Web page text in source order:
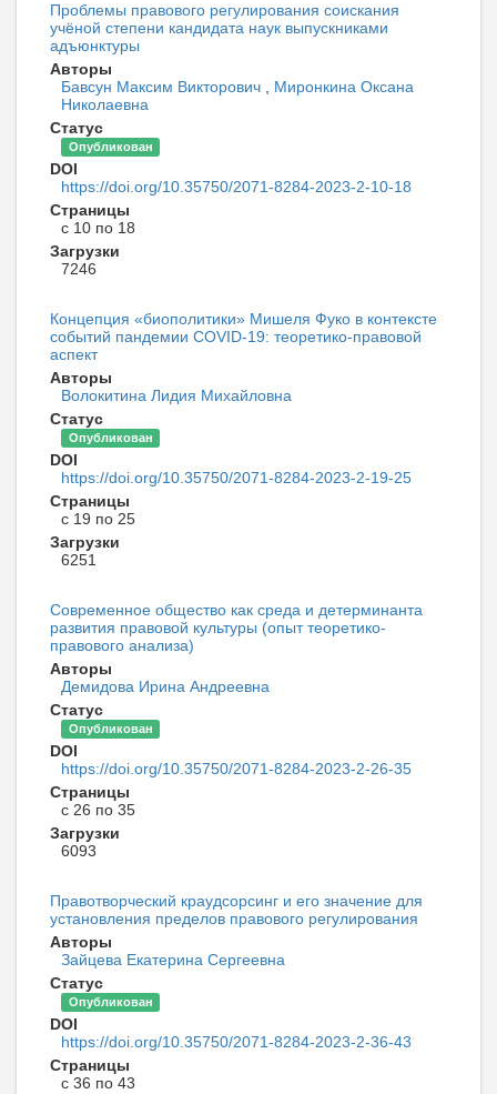
Проблемы правового регулирования соискания
учёной степени кандидата наук выпускниками
адъюнктуры
Авторы
Бавсун Максим Викторович
Миронкина Оксана
Николаевна
Статус
Опубликован
DOI
https://doi.org/10.35750/2071-8284-2023-2-10-18
Страницы
с 10 по 18
Загрузки
7246
Концепция «биополитики» Мишеля Фуко в контексте
событий пандемии COVID-19: теоретико-правовой
аспект
Авторы
Волокитина Лидия Михайловна
Статус
Опубликован
DOI
https://doi.org/10.35750/2071-8284-2023-2-19-25
Страницы
с 19 по 25
Загрузки
6251
Современное общество как среда и детерминанта
развития правовой культуры (опыт теоретико-
правового анализа)
Авторы
Демидова Ирина Андреевна
Статус
Опубликован
DOI
https://doi.org/10.35750/2071-8284-2023-2-26-35
Страницы
с 26 по 35
Загрузки
6093
Правотворческий краудсорсинг и его значение для
установления пределов правового регулирования
Авторы
Зайцева Екатерина Сергеевна
Статус
Опубликован
DOI
https://doi.org/10.35750/2071-8284-2023-2-36-43
Страницы
с 36 по 43